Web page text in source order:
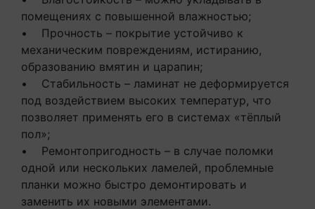
помещениях с повышенной влажностью;
• Прочность – покрытие устойчиво к
механическим повреждениям, истиранию,
образованию вмятин и царапин;
• Стабильность – ламинат не деформируется
под воздействием высоких температур, что
позволяет применять его в системах «тёплый
пол»;
• Ремонтопригодность – в случае поломки
одной или нескольких ламелей, проблемные
планки можно быстро демонтировать и
заменить их новыми элементами.